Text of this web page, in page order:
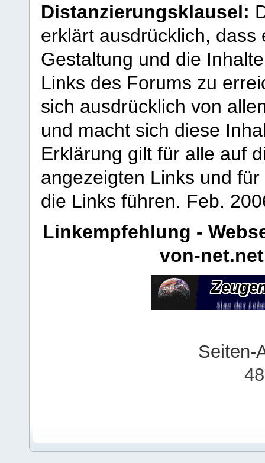
Distanzierungsklausel:
erklärt ausdrücklich,
Gestaltung und die
Links des Forums zu
sich ausdrücklich von
und macht sich diese
Erklärung gilt für alle auf
angezeigten Links und
die Links führen. Feb.
Linkempfehlung -
von-net.net
Seiten-